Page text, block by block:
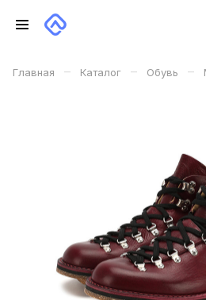
Главная – Каталог – Обувь –